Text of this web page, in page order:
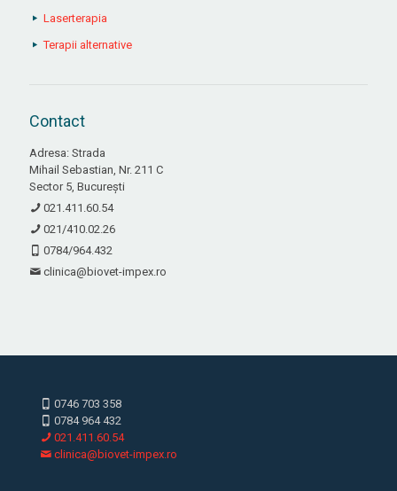
Laserterapia
Terapii alternative
Contact
Adresa: Strada
Mihail Sebastian, Nr. 211 C
Sector 5, București
021.411.60.54
021/410.02.26
0784/964.432
clinica@biovet-impex.ro
0746 703 358
0784 964 432
021.411.60.54
clinica@biovet-impex.ro